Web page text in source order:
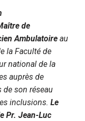
de
Ambulatoire au
la Faculté de
national de la
auprès de
de son réseau
inclusions. Le
Pr. Jean-Luc